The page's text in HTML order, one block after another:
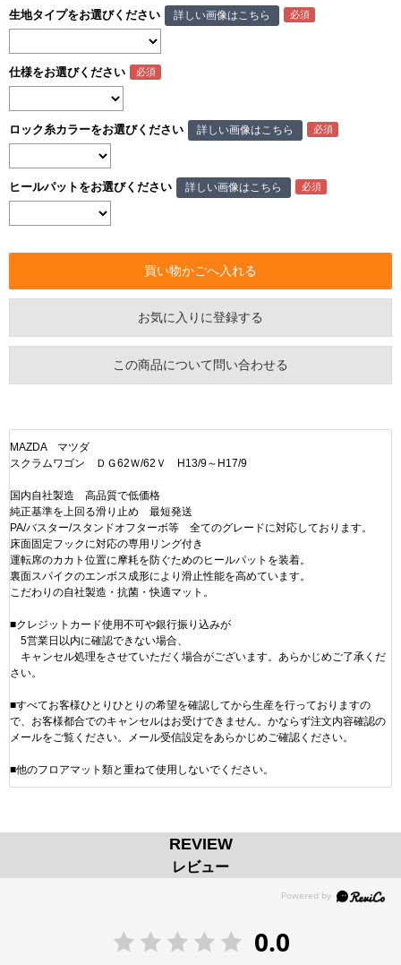
生地タイプをお選びください 詳しい画像はこちら
仕様をお選びください
ロック糸カラーをお選びください 詳しい画像はこちら
ヒールパットをお選びください 詳しい画像はこちら
お気に入りに登録する
この商品について問い合わせる
MAZDA マツダ
スクラムワゴン ＤＧ62Ｗ/62Ｖ H13/9～H17/9
国内自社製造 高品質で低価格
純正基準を上回る滑り止め 最短発送
PA/バスター/スタンドオフターボ等 全てのグレードに対応しております。
床面固定フックに対応の専用リング付き
運転席のカカト位置に摩耗を防ぐためのヒールパットを装着。
裏面スパイクのエンボス成形により滑止性能を高めています。
こだわりの自社製造・抗菌・快適マット。
■クレジットカード使用不可や銀行振り込みが
5営業日以内に確認できない場合、
キャンセル処理をさせていただく場合がございます。あらかじめご了承くだ
さい。
■すべてお客様ひとりひとりの希望を確認してから生産を行っておりますの
で、お客様都合でのキャンセルはお受けできません。かならず注文内容確認の
メールをご覧ください。メール受信設定をあらかじめご確認ください。
■他のフロアマット類と重ねて使用しないでください。
REVIEW
レビュー
0.0